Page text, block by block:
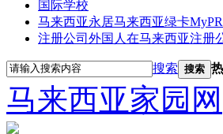
国际学校
马来西亚永居马来西亚绿卡MyPR
注册公司 外国人在马来西亚注册
搜索 搜索
马来西亚家园网